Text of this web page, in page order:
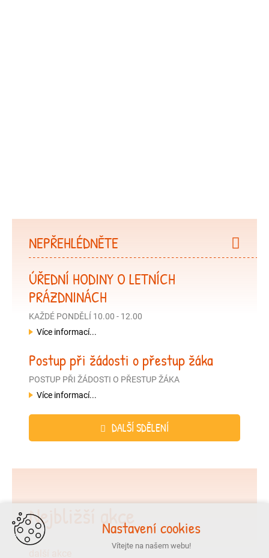
NEPŘEHLÉDNĚTE
ÚŘEDNÍ HODINY O LETNÍCH
PRÁZDNINÁCH
KAŽDÉ PONDĚLÍ 10.00 - 12.00
Více informací...
Postup při žádosti o přestup žáka
POSTUP PŘI ŽÁDOSTI O PŘESTUP ŽÁKA
Více informací...
DALŠÍ SDĚLENÍ
Nejbližší akceNastavení cookies
Vítejte na našem webu!